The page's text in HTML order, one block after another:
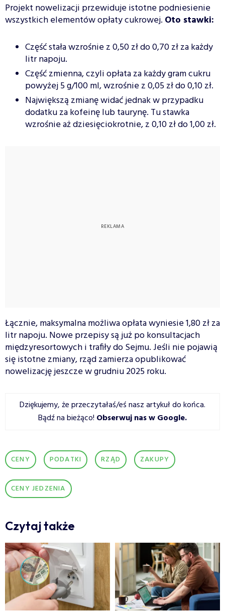
Projekt nowelizacji przewiduje istotne podniesienie
wszystkich elementów opłaty cukrowej. Oto stawki:
Część stała wzrośnie z 0,50 zł do 0,70 zł za każdy
litr napoju.
Część zmienna, czyli opłata za każdy gram cukru
powyżej 5 g/100 ml, wzrośnie z 0,05 zł do 0,10 zł.
Największą zmianę widać jednak w przypadku
dodatku za kofeinę lub taurynę. Tu stawka
wzrośnie aż dziesięciokrotnie, z 0,10 zł do 1,00 zł.
Łącznie, maksymalna możliwa opłata wyniesie 1,80 zł za
litr napoju. Nowe przepisy są już po konsultacjach
międzyresortowych i trafiły do Sejmu. Jeśli nie pojawią
się istotne zmiany, rząd zamierza opublikować
nowelizację jeszcze w grudniu 2025 roku.
Dziękujemy, że przeczytałaś/eś nasz artykuł do końca.
Bądź na bieżąco! Obserwuj nas w Google.
CENY PODATKI RZĄD ZAKUPY
CENY JEDZENIA
Czytaj także